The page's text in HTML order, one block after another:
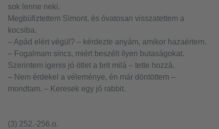
sok lenne neki.
Megbüfiztettem Simont, és óvatosan visszatettem a
kocsiba.
– Apád elért végül? – kérdezte anyám, amikor hazaértem.
– Fogalmam sincs, miért beszélt ilyen butaságokat.
Szerintem igenis jó ötlet a brit milá – tette hozzá.
– Nem érdekel a véleménye, én már döntöttem –
mondtam. – Keresek egy jó rabbit.
(3) 252.-256.o.